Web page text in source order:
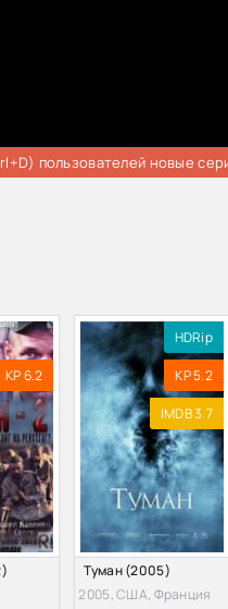
пользователей новые
KP 6.2
HDRip
KP 5.2
IMDB 3.7
Туман (2005)
2005, США, Франция